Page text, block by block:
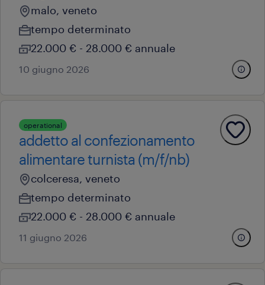
malo, veneto
tempo determinato
22.000 € - 28.000 € annuale
10 giugno 2026
operational
addetto al confezionamento
alimentare turnista (m/f/nb)
colceresa, veneto
tempo determinato
22.000 € - 28.000 € annuale
11 giugno 2026